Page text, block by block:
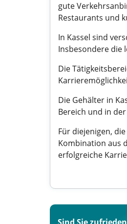
gute
Restaurants und
In Kassel sind
Insbesondere die
Die
Die Gehälter in
Bereich und in
Für diejenigen,
Kombination aus
erfolgreiche